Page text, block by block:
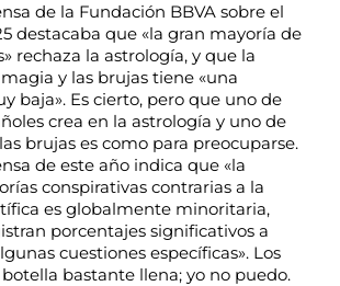
de la Fundación BBVA sobre el
destacaba que «la gran mayoría de
rechaza la astrología, y que la
y las brujas tiene «una
baja». Es cierto, pero que uno de
crea en la astrología y uno de
brujas es como para preocuparse.
de este año indica que «la
conspirativas contrarias a la
es globalmente minoritaria,
porcentajes significativos a
cuestiones específicas». Los
bastante llena; yo no puedo.